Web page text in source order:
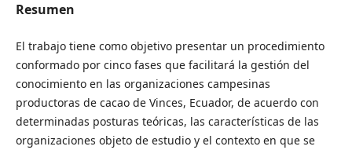
Resumen
El trabajo tiene como objetivo presentar un procedimiento
conformado por cinco fases que facilitará la gestión del
conocimiento en las organizaciones campesinas
productoras de cacao de Vinces, Ecuador, de acuerdo con
determinadas posturas teóricas, las características de las
organizaciones objeto de estudio y el contexto en que se